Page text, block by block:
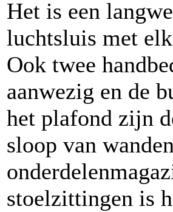
Het is een
luchtsluis met
Ook twee
aanwezig en de
het plafond zijn
sloop van
stoelzittingen is